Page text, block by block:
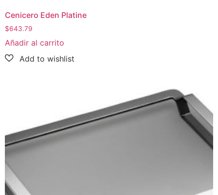
Cenicero Eden Platine
$643.79
Añadir al carrito